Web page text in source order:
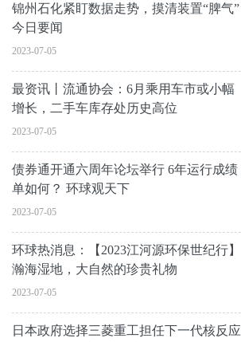
锦州石化紧盯数据走势，摸清装置“脾气”
今日要闻
2023-07-05
最资讯丨流通协会：6月乘用车市或小幅
增长，二手车库存处历史高位
2023-07-05
债券通开通六周年论坛举行 6年运行成绩
单如何？ 环球观天下
2023-07-05
环球热消息：【2023江河源环保世纪行】
瀚海湿地，大自然的珍贵礼物
2023-07-05
日本政府选择三菱重工担任下一代核反应